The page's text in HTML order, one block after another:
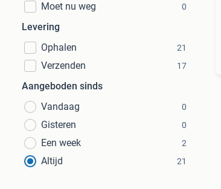
Moet nu weg
0
Levering
Ophalen
21
Verzenden 17
Aangeboden sinds
Vandaag
0
Gisteren 0
Een week 2
Altijd 21